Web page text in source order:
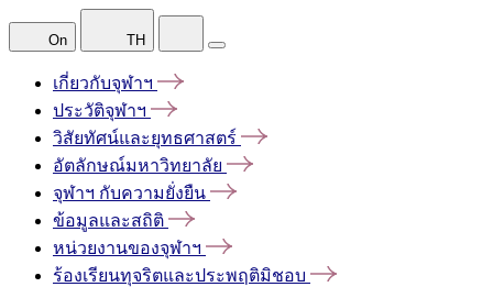
On TH
เกี่ยวกับจุฬาฯ
ประวัติจุฬาฯ
วิสัยทัศน์และยุทธศาสตร์
อัตลักษณ์มหาวิทยาลัย
จุฬาฯ กับความยั่งยืน
ข้อมูลและสถิติ
หน่วยงานของจุฬาฯ
ร้องเรียนทุจริตและประพฤติมิชอบ